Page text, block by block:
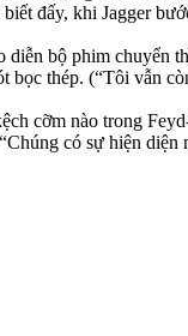
đấy, khi Jagger
bộ phim chuyển
bọc thép. (“Tôi vẫn
cỡm nào trong
có sự hiện diện